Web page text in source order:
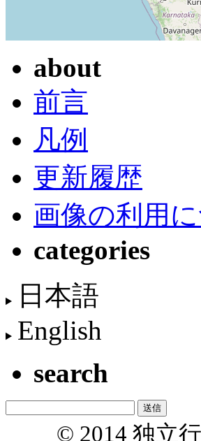
about
前言
凡例
更新履歴
画像の利用
categories
日本語
English
search
© 2014 独立